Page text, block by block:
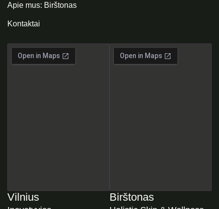
Apie mus: Birštonas
Kontaktai
Vilnius Birštonas